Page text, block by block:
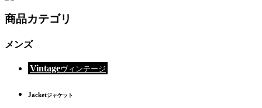
商品カテゴリ
メンズ
Vintageヴィンテージ
Jacketジャケット